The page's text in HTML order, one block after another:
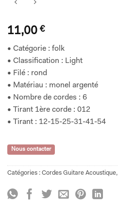
11,00 €
• Catégorie : folk
• Classification : Light
• Filé : rond
• Matériau : monel argenté
• Nombre de cordes : 6
• Tirant 1ère corde : 012
• Tirant : 12-15-25-31-41-54
Nous contacter
Catégories : Cordes Guitare Acoustique,